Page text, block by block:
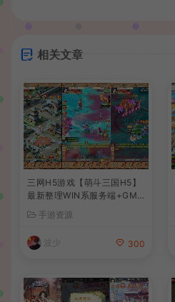
相关文章
三网H5游戏【萌斗三国H5】
最新整理WIN系服务端+GM
后台+详细搭建教程
手游资源
波少 300